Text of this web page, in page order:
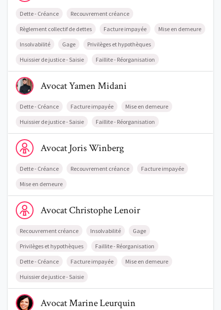
Dette - Créance Recouvrement créance
Règlement collectif de dettes Facture impayée Mise en demeure
Insolvabilité Gage Privilèges et hypothèques
Huissier de justice - Saisie Faillite - Réorganisation
Voir le profil de AvocatYamen Midani
AvocatYamenMidani
Dette - Créance Facture impayée Mise en demeure
Huissier de justice - Saisie Faillite - Réorganisation
Voir le profil de AvocatJoris Winberg
AvocatJorisWinberg
Dette - Créance Recouvrement créance Facture impayée
Mise en demeure
Voir le profil de AvocatChristophe Lenoir
AvocatChristopheLenoir
Recouvrement créance Insolvabilité Gage
Privilèges et hypothèques Faillite - Réorganisation
Dette - Créance Facture impayée Mise en demeure
Huissier de justice - Saisie
Voir le profil de AvocatMarine Leurquin
AvocatMarineLeurquin